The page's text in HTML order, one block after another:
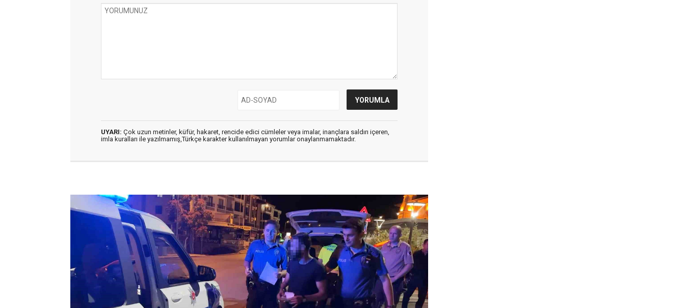
UYARI: Çok uzun metinler, küfür, hakaret, rencide edici cümleler veya imalar, inançlara saldırı içeren,
imla kuralları ile yazılmamış,Türkçe karakter kullanılmayan yorumlar onaylanmamaktadır.